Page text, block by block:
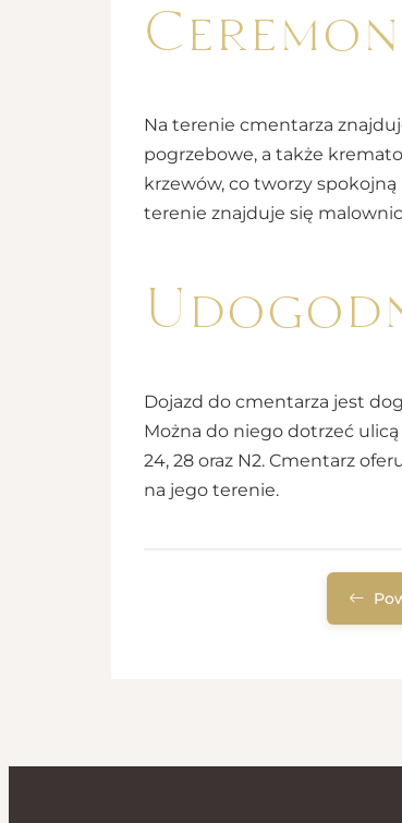
Na terenie cmentarza
pogrzebowe, a także
krzewów, co tworzy
terenie znajduje się
Dojazd do cmentarza jest
Można do niego dotrzeć ulicą
24, 28 oraz N2. Cmentarz
na jego terenie.